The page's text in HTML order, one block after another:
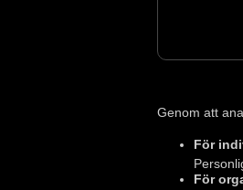
Genom att
För
För